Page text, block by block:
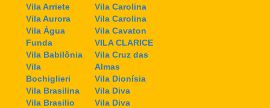
Vila Arriete
Vila Aurora
Vila Água
Funda
Vila Babilônia
Vila
Bochiglieri
Vila Brasilina
Vila Brasilio
Vila Carolina
Vila Carolina
Vila Cavaton
VILA CLARICE
Vila Cruz das
Almas
Vila Dionísia
Vila Diva
Vila Diva